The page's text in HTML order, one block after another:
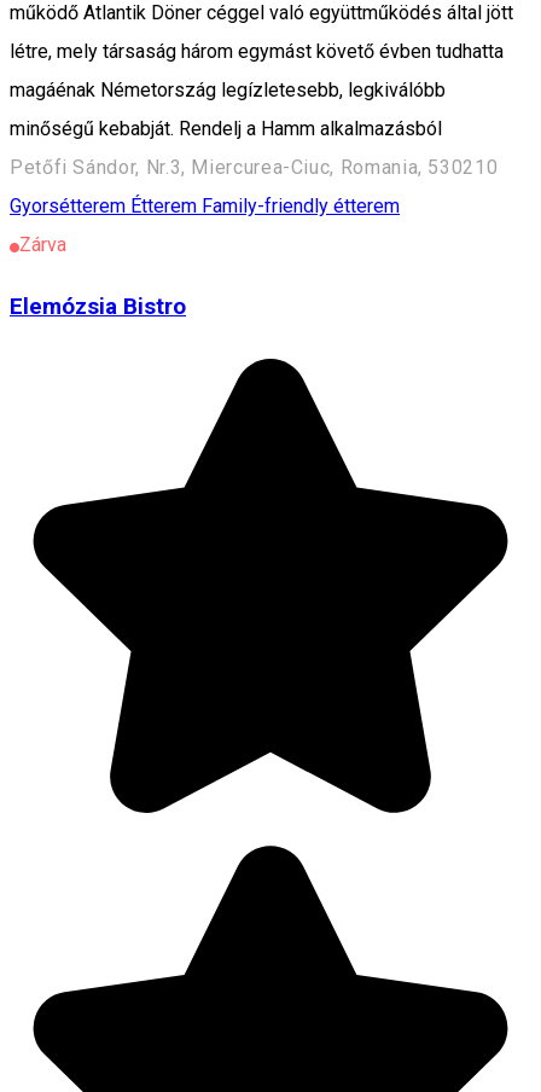
működő Atlantik Döner céggel való együttműködés által jött
létre, mely társaság három egymást követő évben tudhatta
magáénak Németország legízletesebb, legkiválóbb
minőségű kebabját. Rendelj a Hamm alkalmazásból
Petőfi Sándor, Nr.3, Miercurea-Ciuc, Romania, 530210
Gyorsétterem Étterem Family-friendly étterem
Zárva
Elemózsia Bistro